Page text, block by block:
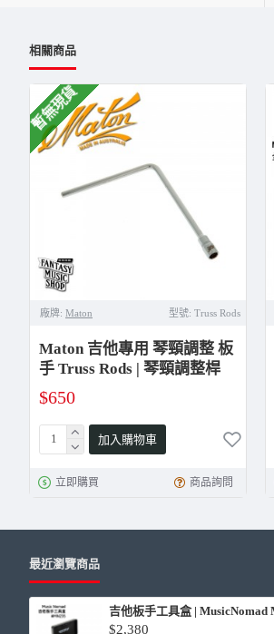
相關商品
暫無現貨
廠牌: Maton 型號: Truss Rods
Maton 吉他專用 琴頸調整 板
手 Truss Rods | 琴頸調整桿
$650
加入購物車
立即購買 商品詢問
最近瀏覽商品
$2,380